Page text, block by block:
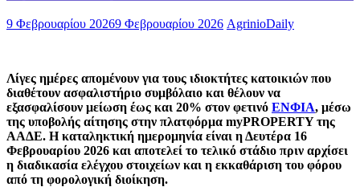
9 Φεβρουαρίου 20269 Φεβρουαρίου 2026 AgrinioDaily
Λίγες ημέρες απομένουν για τους ιδιοκτήτες κατοικιών που
διαθέτουν ασφαλιστήριο συμβόλαιο και θέλουν να
εξασφαλίσουν μείωση έως και 20% στον φετινό ΕΝΦΙΑ, μέσω
της υποβολής αίτησης στην πλατφόρμα myPROPERTY της
ΑΑΔΕ. Η καταληκτική ημερομηνία είναι η Δευτέρα 16
Φεβρουαρίου 2026 και αποτελεί το τελικό στάδιο πριν αρχίσει
η διαδικασία ελέγχου στοιχείων και η εκκαθάριση του φόρου
από τη φορολογική διοίκηση.